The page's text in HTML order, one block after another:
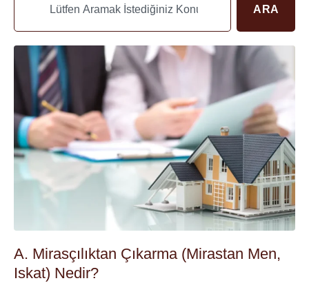
ARA
A. Mirasçılıktan Çıkarma (Mirastan Men,
Iskat) Nedir?